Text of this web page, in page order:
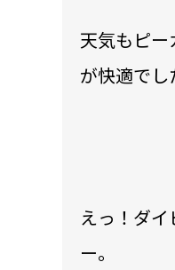
天気もピ
が快適でし
えっ！ダ
ー。